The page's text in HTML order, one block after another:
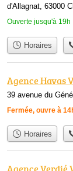
d'Allagnat, 63000
Ouverte jusqu'à 19h
Horaires
Agence Havas
39 avenue du
Fermée, ouvre à
Horaires